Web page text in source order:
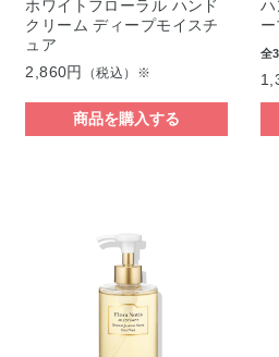
ホワイトフローラル ハンド
クリーム ディープモイスチ
ュア
2,860円
（税込）※
商品を購入する
ハ
全